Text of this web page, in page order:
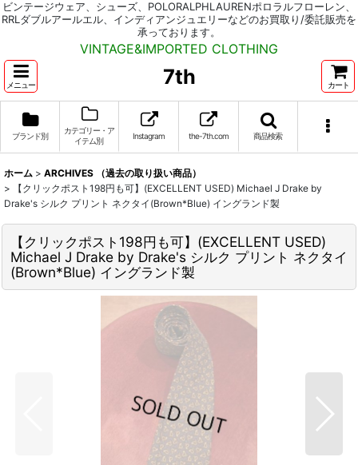
ビンテージウェア、シューズ、POLORALPHLAURENポロラルフローレン、
RRLダブルアールエル、インディアンジュエリーなどのお買取り/委託販売を
承っております。
VINTAGE&IMPORTED CLOTHING
メニュー 7th カート
ブランド別
カテゴリー・ア
イテム別
Instagram the-7th.com 商品検索
ホーム > ARCHIVES （過去の取り扱い商品）
>
【クリックポスト198円も可】(EXCELLENT USED) Michael J Drake by
Drake's シルク プリント ネクタイ(Brown*Blue) イングランド製
【クリックポスト198円も可】(EXCELLENT USED)
Michael J Drake by Drake's シルク プリント ネクタイ
(Brown*Blue) イングランド製